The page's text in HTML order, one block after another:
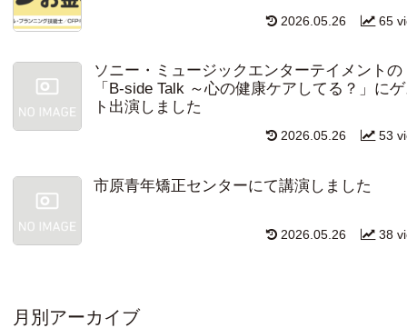
65
2026.05.26
ソニー・ミュージックエンターテイメントの
「B-side Talk ～心の健康ケアしてる？」に
ト出演しました
53
2026.05.26
市原青年矯正センターにて講演しました
38
2026.05.26
月別アーカイブ